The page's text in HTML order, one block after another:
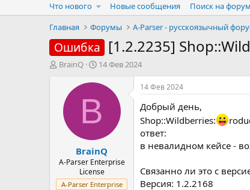
Что нового Новые сообщения
Поиск на
Главная
Форумы A-Parser - русскоязычный
Ошибка [1.2.2235]
А
BrainQ
Д
т
н
а
а
л
а
14 Фев 2024
B
BrainQ
A-Parser Enterprise
License
A-Parser Enterprise
14 Фев 2024
Добрый день,
Shop::Wildberries:
ответ:
в невалидном кейсе -
Связанно ли это с
Версия: 1.2.2168